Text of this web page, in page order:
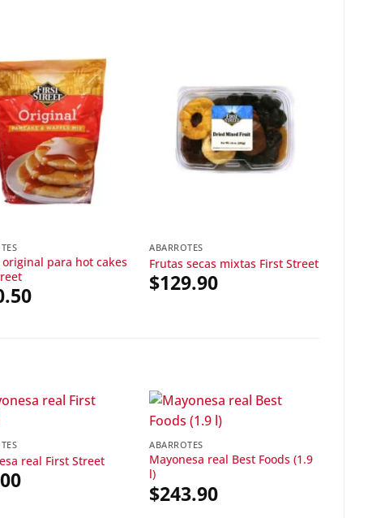
para hot cakes
ABARROTES
Frutas secas mixtas First Street
$129.90
real First Street
ABARROTES
Mayonesa real Best Foods (1.9
l)
$243.90